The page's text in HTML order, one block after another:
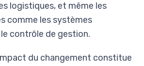
logistiques, et même les
comme les systèmes
contrôle de gestion.
du changement constitue